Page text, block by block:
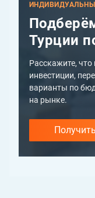
Турции
Расскажите,
инвестиции,
варианты по
на рынке.